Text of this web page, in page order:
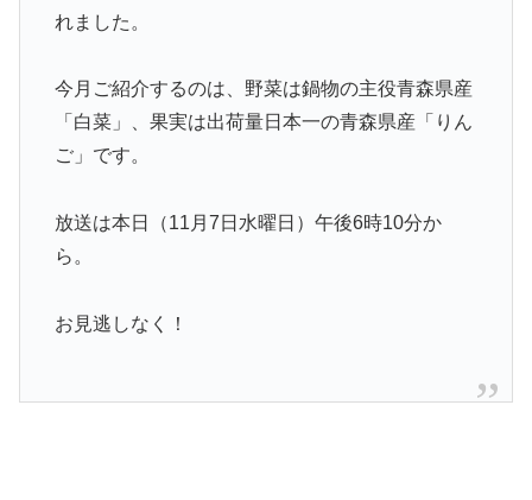
れました。
今月ご紹介するのは、野菜は鍋物の主役青森県産
「白菜」、果実は出荷量日本一の青森県産「りん
ご」です。
放送は本日（11月7日水曜日）午後6時10分か
ら。
お見逃しなく！